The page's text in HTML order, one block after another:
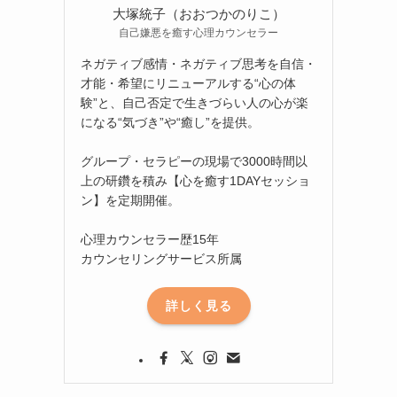
大塚統子（おおつかのりこ）
自己嫌悪を癒す心理カウンセラー
ネガティブ感情・ネガティブ思考を自信・
才能・希望にリニューアルする“心の体
験”と、自己否定で生きづらい人の心が楽
になる“気づき”や“癒し”を提供。
グループ・セラピーの現場で3000時間以
上の研鑽を積み【心を癒す1DAYセッショ
ン】を定期開催。
心理カウンセラー歴15年
カウンセリングサービス所属
詳しく見る